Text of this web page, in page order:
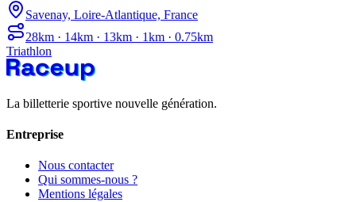
Savenay, Loire-Atlantique, France
28km · 14km · 13km · 1km · 0.75km
Triathlon
La billetterie sportive nouvelle génération.
Entreprise
Nous contacter
Qui sommes-nous ?
Mentions légales